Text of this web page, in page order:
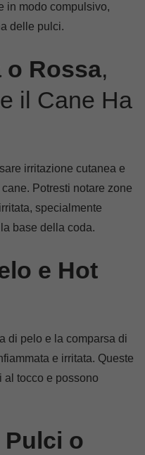
in modo compulsivo,
delle pulci.
o Rossa,
il Cane Ha
irritazione cutanea e
Potresti notare zone
specialmente
base della coda.
e Hot
di pelo e la comparsa di
e irritata. Queste
al tocco e possono
Pulci o